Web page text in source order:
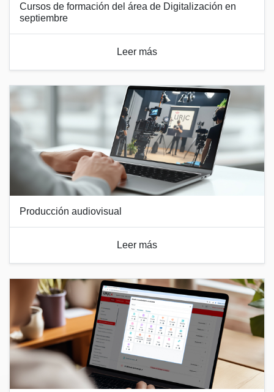
Cursos de formación del área de Digitalización en
septiembre
Leer más
Producción audiovisual
Leer más